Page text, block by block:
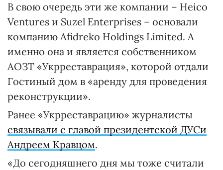
В свою очередь эти же компании – Heico
Ventures и Suzel Enterprises – основали
компанию Afidreko Holdings Limited. А
именно она и является собственником
АОЗТ «Укрреставрация», которой отдали
Гостиный дом в «аренду для проведения
реконструкции».
Ранее «Укрреставрацию» журналисты
связывали с главой президентской ДУСи
Андреем Кравцом.
«До сегодняшнего дня мы тоже считали